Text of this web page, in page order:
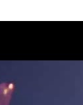
RADIO
サンデーradio 調子 do